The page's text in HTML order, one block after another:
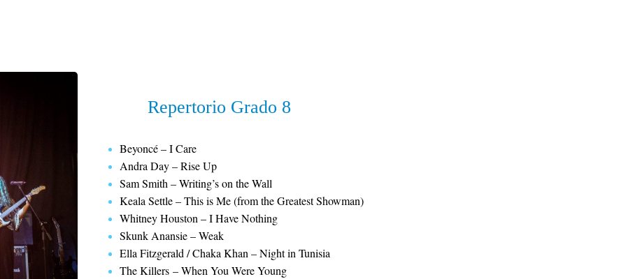
Repertorio Grado 8
Beyoncé – I Care
Andra Day – Rise Up
Sam Smith – Writing’s on the Wall
Keala Settle – This is Me (from the Greatest Showman)
Whitney Houston – I Have Nothing
Skunk Anansie – Weak
Ella Fitzgerald / Chaka Khan – Night in Tunisia
The Killers – When You Were Young